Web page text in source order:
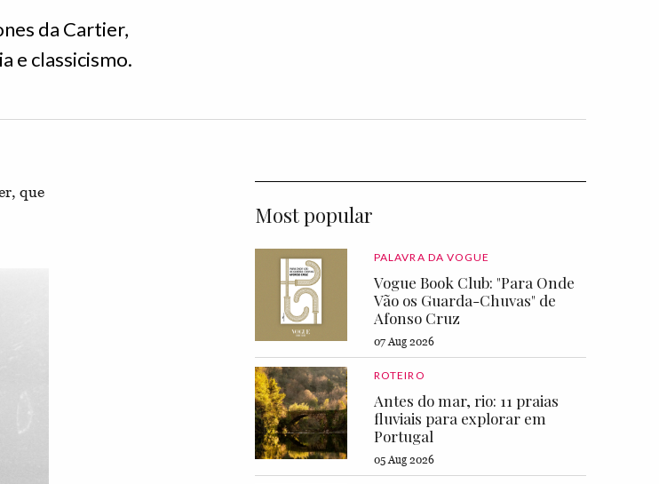
da Cartier,
e classicismo.
que
Most popular
PALAVRA DA VOGUE
Vogue Book Club: "Para Onde
Vão os Guarda-Chuvas" de
Afonso Cruz
07 Aug 2026
ROTEIRO
Antes do mar, rio: 11 praias
fluviais para explorar em
Portugal
05 Aug 2026